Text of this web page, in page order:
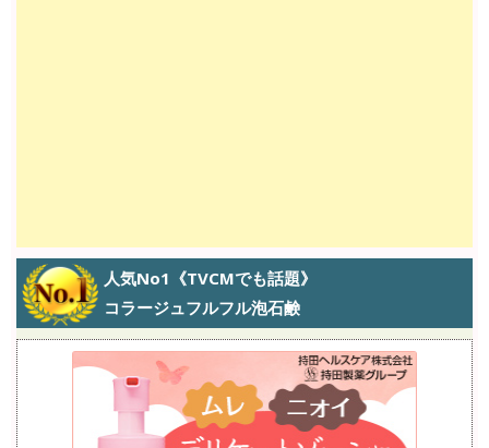
人気No1《TVCMでも話題》
コラージュフルフル泡石鹸